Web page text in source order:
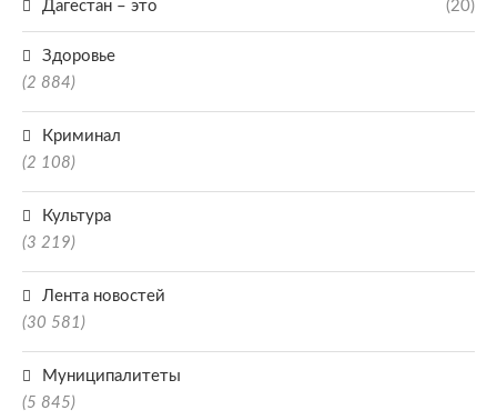
Дагестан – это (20)
Здоровье
(2 884)
Криминал
(2 108)
Культура
(3 219)
Лента новостей
(30 581)
Муниципалитеты
(5 845)